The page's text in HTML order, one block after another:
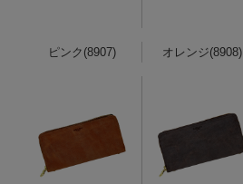
ピンク(8907) オレンジ(8908)